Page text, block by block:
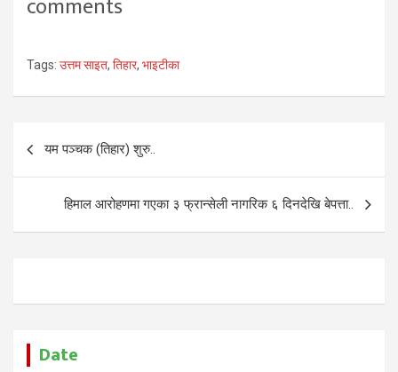
comments
Tags: उत्तम साइत, तिहार, भाइटीका
Post
navigation
यम पञ्चक (तिहार) शुरु..
हिमाल आरोहणमा गएका ३ फ्रान्सेली नागरिक ६ दिनदेखि बेपत्ता..
Date